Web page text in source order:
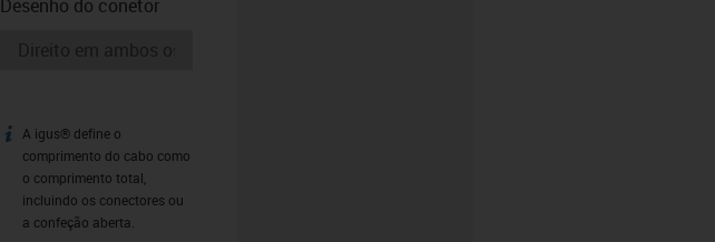
Desenho do conetor
igus-icon-info
A igus® define o
comprimento do cabo como
o comprimento total,
incluindo os conectores ou
a confeção aberta.